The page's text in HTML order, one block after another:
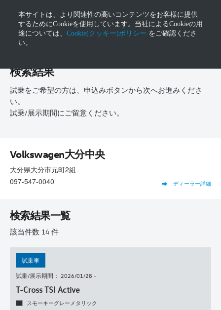
検索結果
試乗をご希望の方は、申込みボタンから次へお進みくださ
い。
試乗/展示期間にご留意ください。
Volkswagen大分中央
大分県大分市元町2組
097-547-0040
ディーラー詳細
検索結果一覧
該当件数 14 件
試乗車
試乗/展示期間： 2026/01/28 -
T-Cross TSI Active
スモーキーグレーメタリック
本サイトは、より関連性の高いコンテンツをお客様に提供
するためにCookieを使用しています。当社によるCookieの用
途については、 Cookie(クッキー)ポリシー をご確認くださ
い。